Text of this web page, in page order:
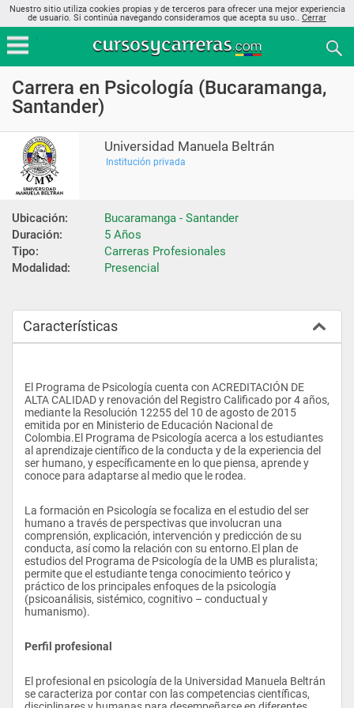
Nuestro sitio utiliza cookies propias y de terceros para ofrecer una mejor experiencia
de usuario. Si continúa navegando consideramos que acepta su uso.. Cerrar
Carrera en Psicología (Bucaramanga,
Santander)
Universidad Manuela Beltrán
Institución privada
Ubicación:
Bucaramanga - Santander
Duración:
5 Años
Tipo:
Carreras Profesionales
Modalidad:
Presencial
Características
El Programa de Psicología cuenta con ACREDITACIÓN DE
ALTA CALIDAD y renovación del Registro Calificado por 4 años,
mediante la Resolución 12255 del 10 de agosto de 2015
emitida por en Ministerio de Educación Nacional de
Colombia.El Programa de Psicología acerca a los estudiantes
al aprendizaje científico de la conducta y de la experiencia del
ser humano, y específicamente en lo que piensa, aprende y
conoce para adaptarse al medio que le rodea.
La formación en Psicología se focaliza en el estudio del ser
humano a través de perspectivas que involucran una
comprensión, explicación, intervención y predicción de su
conducta, así como la relación con su entorno.El plan de
estudios del Programa de Psicología de la UMB es pluralista;
permite que el estudiante tenga conocimiento teórico y
práctico de los principales enfoques de la psicología
(psicoanálisis, sistémico, cognitivo – conductual y
humanismo).
Perfil profesional
El profesional en psicología de la Universidad Manuela Beltrán
se caracteriza por contar con las competencias científicas,